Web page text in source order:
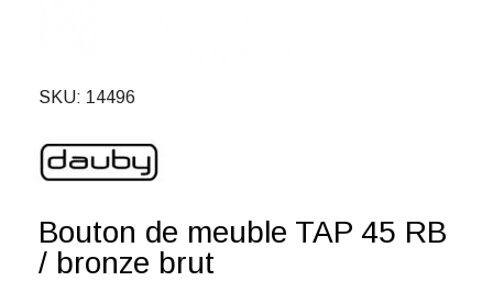
SKU 14496
Bouton de meuble TAP 45 RB
/ bronze brut